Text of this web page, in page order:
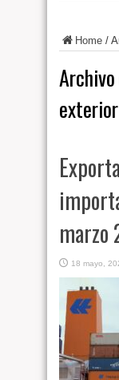
Home /
exterior
marzo
18 mayo,